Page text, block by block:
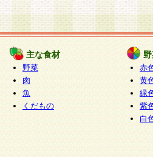
主な食材
野菜
肉
魚
くだもの
赤
黄
緑
紫
白